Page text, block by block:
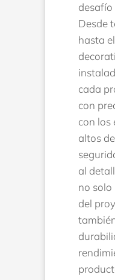
desafío
Desde
hasta
cada
con
con los
altos
al
no solo
del